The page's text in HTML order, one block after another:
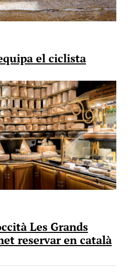
el ciclista
Les Grands
reservar en català